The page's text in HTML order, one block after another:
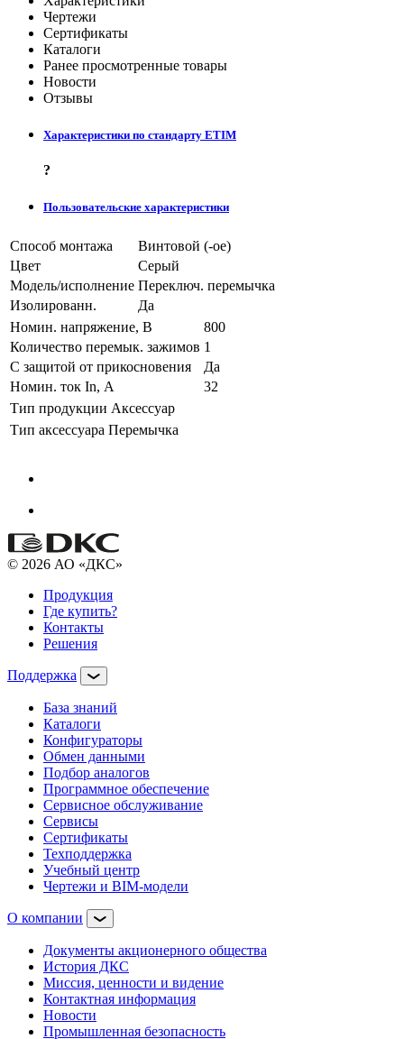
Чертежи
Сертификаты
Каталоги
Ранее просмотренные товары
Новости
Отзывы
Характеристики по стандарту ETIM
?
Пользовательские характеристики
Способ монтажа
Винтовой (-ое)
Цвет
Серый
Модель/исполнение Переключ. перемычка
Изолированн.
Да
Номин. напряжение, В
800
Количество перемык. зажимов 1
С защитой от прикосновения
Да
Номин. ток In, А
32
Тип продукции Аксессуар
Тип аксессуара Перемычка
© 2026 АО «ДКС»
Продукция
Где купить?
Контакты
Решения
Поддержка
База знаний
Каталоги
Конфигураторы
Обмен данными
Подбор аналогов
Программное обеспечение
Сервисное обслуживание
Сервисы
Сертификаты
Техподдержка
Учебный центр
Чертежи и BIM-модели
О компании
Документы акционерного общества
История ДКС
Миссия, ценности и видение
Контактная информация
Новости
Промышленная безопасность